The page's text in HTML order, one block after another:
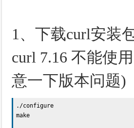
1、下载curl安装
curl 7.16 不能使
意一下版本问题)
./configure
make